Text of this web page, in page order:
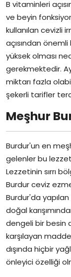
B vitaminleri
ve beyin
kullanılan cevizli
açısından
yüksek olması
gerekmektedir.
miktarı fazla
şekerli tarifler
Meşhur
Burdur'un en
gelenler bu
Lezzetinin sırrı
Burdur ceviz
Burdur'da yapılan
doğal
dengeli bir besin
karşılayan
dışında hiçbir
önleyici özelliği